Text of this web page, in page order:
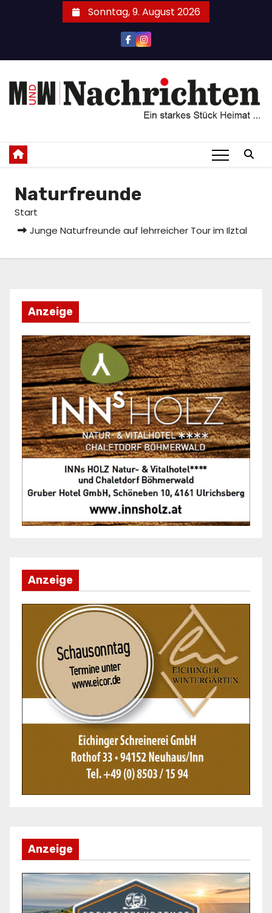
Sonntag, 9. August 2026
Naturfreunde
Start
Junge Naturfreunde auf lehrreicher Tour im Ilztal
Anzeige
Anzeige
Anzeige